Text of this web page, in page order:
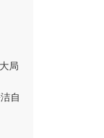
局
自